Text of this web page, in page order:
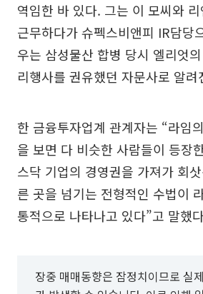
역임한 바 있다. 그는 이 모씨와
근무하다가 슈펙스비앤피 IR담당
우는 삼성물산 합병 당시 엘리엇
리행사를 권유했던 자문사로 알려
한 금융투자업계 관계자는 “라임
을 보면 다 비슷한 사람들이 등장
스닥 기업의 경영권을 가져가 회
른 곳을 넘기는 전형적인 수법이
통적으로 나타나고 있다”고 말했
장중 매매동향은 잠정치이므로 실